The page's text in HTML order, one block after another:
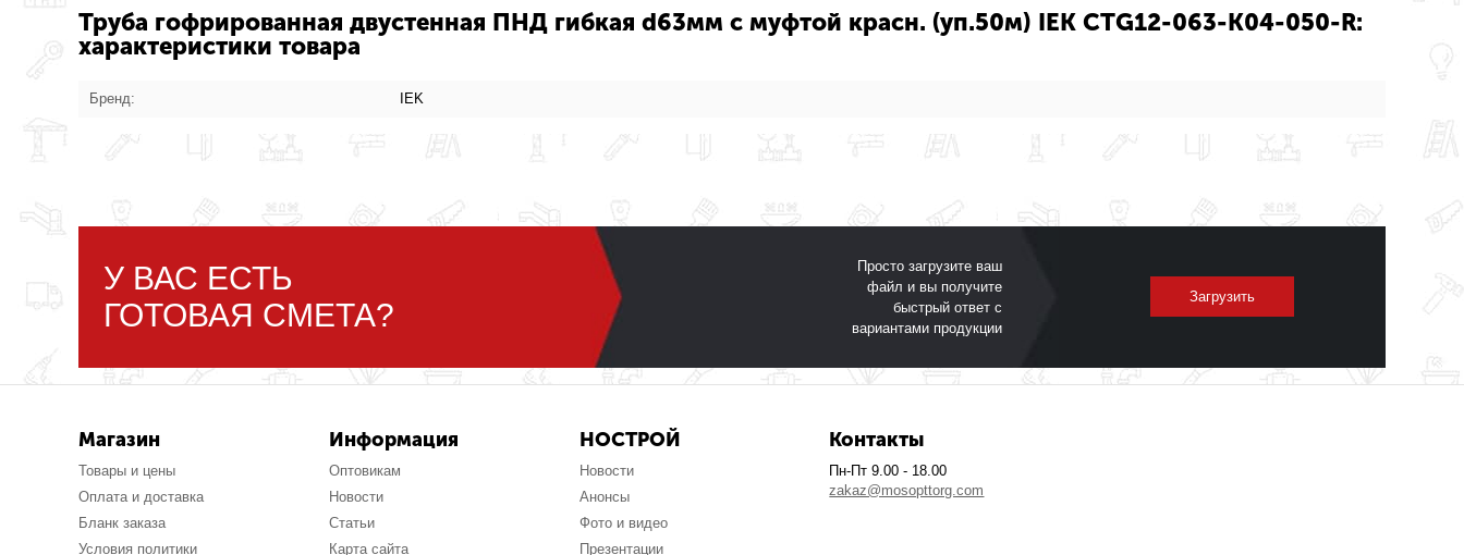
Труба гофрированная двустенная ПНД гибкая d63мм с муфтой красн. (уп.50м) IEK CTG12-063-K04-050-R:
характеристики товара
Бренд: IEK
У ВАС ЕСТЬ
ГОТОВАЯ СМЕТА?
Просто загрузите ваш
файл и вы получите
быстрый ответ с
вариантами продукции
Загрузить
Магазин
Товары и цены
Оплата и доставка
Бланк заказа
Условия политики
Информация
Оптовикам
Новости
Статьи
Карта сайта
НОСТРОЙ
Новости
Анонсы
Фото и видео
Презентации
Контакты
Пн-Пт 9.00 - 18.00
zakaz@mosopttorg.com